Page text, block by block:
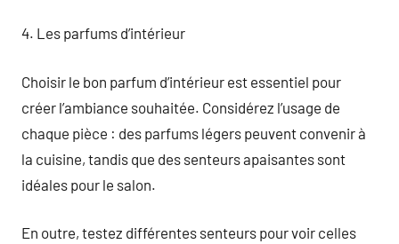
4. Les parfums d’intérieur
Choisir le bon parfum d’intérieur est essentiel pour
créer l’ambiance souhaitée. Considérez l’usage de
chaque pièce : des parfums légers peuvent convenir à
la cuisine, tandis que des senteurs apaisantes sont
idéales pour le salon.
En outre, testez différentes senteurs pour voir celles